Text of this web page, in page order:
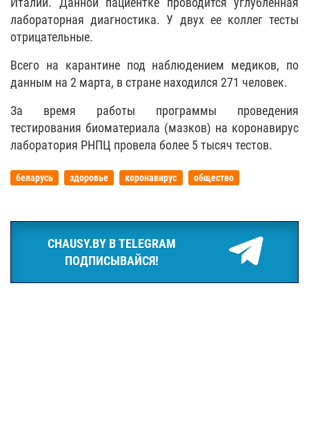
лабораторная диагностика. У двух ее коллег тесты
отрицательные.
Всего на карантине под наблюдением медиков, по
данным на 2 марта, в стране находился 271 человек.
За время работы программы проведения
тестирования биоматериала (мазков) на коронавирус
лаборатория РНПЦ провела более 5 тысяч тестов.
беларусь здоровье коронавирус общество
CHAUSY.BY В TELEGRAM
ПОДПИСЫВАЙСЯ!